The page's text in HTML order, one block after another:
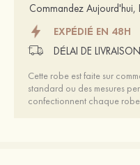
Commandez Aujourd'hui,
EXPÉDIÉ EN 48H
DÉLAI DE
Cette robe est faite sur
standard ou des mesures
confectionnent chaque